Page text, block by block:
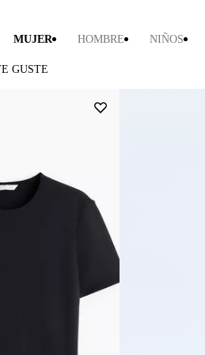
MUJER HOMBRE NIÑOS
GUSTE